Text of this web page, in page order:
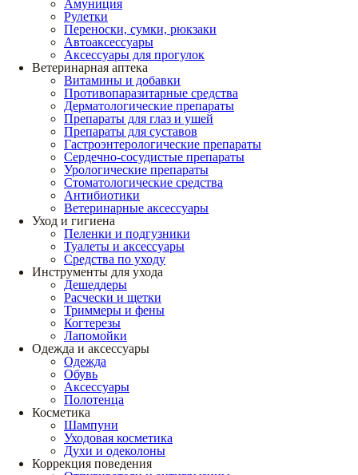
Амуниция
Рулетки
Переноски, сумки, рюкзаки
Автоаксессуары
Аксессуары для прогулок
Ветеринарная аптека
Витамины и добавки
Противопаразитарные средства
Дерматологические препараты
Препараты для глаз и ушей
Препараты для суставов
Гастроэнтерологические препараты
Сердечно-сосудистые препараты
Урологические препараты
Стоматологические средства
Антибиотики
Ветеринарные аксессуары
Уход и гигиена
Пеленки и подгузники
Туалеты и аксессуары
Средства по уходу
Инструменты для ухода
Дешеддеры
Расчески и щетки
Триммеры и фены
Когтерезы
Лапомойки
Одежда и аксессуары
Одежда
Обувь
Аксессуары
Полотенца
Косметика
Шампуни
Уходовая косметика
Духи и одеколоны
Коррекция поведения